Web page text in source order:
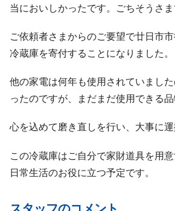
当においしかったです。ごちそうさま
ご依頼者さまからのご要望で廿日市
冷蔵庫を寄付することになりました。
他の家電は何年も使用されていまし
ったのですが、まだまだ使用できる品
心を込めて磨き直しを行い、大事に運
この冷蔵庫はご自分で家財道具を用
日常生活のお役に立つ予定です。